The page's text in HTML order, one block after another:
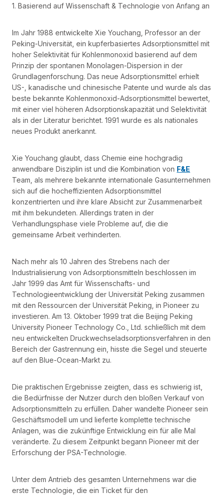
1. Basierend auf Wissenschaft & Technologie von Anfang an
Im Jahr 1988 entwickelte Xie Youchang, Professor an der
Peking-Universität, ein kupferbasiertes Adsorptionsmittel mit
hoher Selektivität für Kohlenmonoxid basierend auf dem
Prinzip der spontanen Monolagen-Dispersion in der
Grundlagenforschung. Das neue Adsorptionsmittel erhielt
US-, kanadische und chinesische Patente und wurde als das
beste bekannte Kohlenmonoxid-Adsorptionsmittel bewertet,
mit einer viel höheren Adsorptionskapazität und Selektivität
als in der Literatur berichtet. 1991 wurde es als nationales
neues Produkt anerkannt.
Xie Youchang glaubt, dass Chemie eine hochgradig
anwendbare Disziplin ist und die Kombination von F&E
Team, als mehrere bekannte internationale Gasunternehmen
sich auf die hocheffizienten Adsorptionsmittel
konzentrierten und ihre klare Absicht zur Zusammenarbeit
mit ihm bekundeten. Allerdings traten in der
Verhandlungsphase viele Probleme auf, die die
gemeinsame Arbeit verhinderten.
Nach mehr als 10 Jahren des Strebens nach der
Industrialisierung von Adsorptionsmitteln beschlossen im
Jahr 1999 das Amt für Wissenschafts- und
Technologieentwicklung der Universität Peking zusammen
mit den Ressourcen der Universität Peking, in Pioneer zu
investieren. Am 13. Oktober 1999 trat die Beijing Peking
University Pioneer Technology Co., Ltd. schließlich mit dem
neu entwickelten Druckwechseladsorptionsverfahren in den
Bereich der Gastrennung ein, hisste die Segel und steuerte
auf den Blue-Ocean-Markt zu.
Die praktischen Ergebnisse zeigten, dass es schwierig ist,
die Bedürfnisse der Nutzer durch den bloßen Verkauf von
Adsorptionsmitteln zu erfüllen. Daher wandelte Pioneer sein
Geschäftsmodell um und lieferte komplette technische
Anlagen, was die zukünftige Entwicklung ein für alle Mal
veränderte. Zu diesem Zeitpunkt begann Pioneer mit der
Erforschung der PSA-Technologie.
Unter dem Antrieb des gesamten Unternehmens war die
erste Technologie, die ein Ticket für den